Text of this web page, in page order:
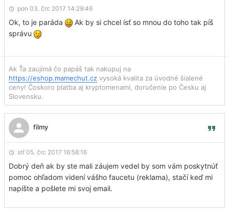
pon 03. črc 2017 14:29:46
Ok, to je paráda
Ak by si chcel ísť so mnou do toho tak píš
správu
Ak Ťa zaujímá čo papáš tak nakupuj na
https://eshop.mamechut.cz vysoká kvalita za úvodné šialené
ceny! Čoskoro platba aj kryptomenami, doručenie po Česku aj
Slovensku.
filmy
stř 05. črc 2017 16:58:16
Dobrý deň ak by ste mali záujem vedel by som vám poskytnúť
pomoc ohľadom videní vášho faucetu (reklama), stačí keď mi
napíšte a pošlete mi svoj email.